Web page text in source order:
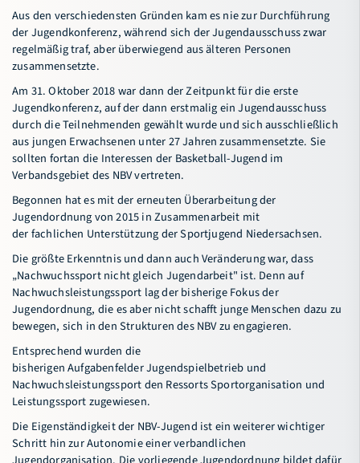
Aus den verschiedensten Gründen kam es nie zur Durchführung
der Jugendkonferenz, während sich der Jugendausschuss zwar
regelmäßig traf, aber überwiegend aus älteren Personen
zusammensetzte.
Am 31. Oktober 2018 war dann der Zeitpunkt für die erste
Jugendkonferenz, auf der dann erstmalig ein Jugendausschuss
durch die Teilnehmenden gewählt wurde und sich ausschließlich
aus jungen Erwachsenen unter 27 Jahren zusammensetzte. Sie
sollten fortan die Interessen der Basketball-Jugend im
Verbandsgebiet des NBV vertreten.
Begonnen hat es mit der erneuten Überarbeitung der
Jugendordnung von 2015 in Zusammenarbeit mit
der fachlichen Unterstützung der Sportjugend Niedersachsen.
Die größte Erkenntnis und dann auch Veränderung war, dass
„Nachwuchssport nicht gleich Jugendarbeit" ist. Denn auf
Nachwuchsleistungssport lag der bisherige Fokus der
Jugendordnung, die es aber nicht schafft junge Menschen dazu zu
bewegen, sich in den Strukturen des NBV zu engagieren.
Entsprechend wurden die
bisherigen Aufgabenfelder Jugendspielbetrieb und
Nachwuchsleistungssport den Ressorts Sportorganisation und
Leistungssport zugewiesen.
Die Eigenständigkeit der NBV-Jugend ist ein weiterer wichtiger
Schritt hin zur Autonomie einer verbandlichen